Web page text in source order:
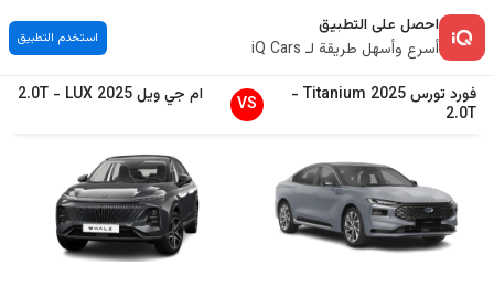
احصل على التطبيق
أسرع وأسهل طريقة لـ iQ Cars
استخدم التطبيق
فوردتورس2025
Titanium
-
2.0T
VS ام جيويل2025
LUX
-
2.0T